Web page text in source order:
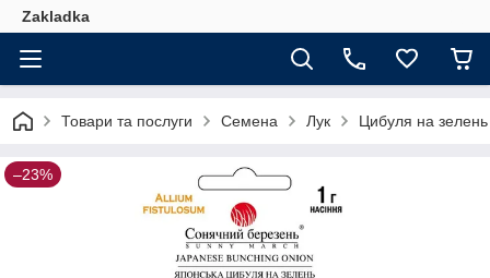
Zakladka
Товари та послуги Семена Лук Цибуля на
–23%